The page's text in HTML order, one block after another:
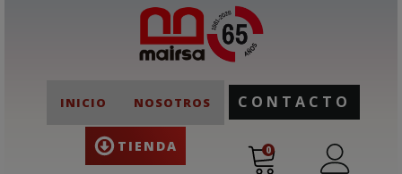
INICIO NOSOTROS
TIENDA
CONTACTO
0